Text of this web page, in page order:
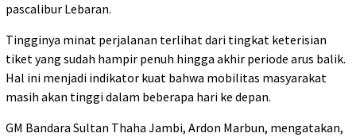
pascalibur Lebaran.
Tingginya minat perjalanan terlihat dari tingkat keterisian
tiket yang sudah hampir penuh hingga akhir periode arus balik.
Hal ini menjadi indikator kuat bahwa mobilitas masyarakat
masih akan tinggi dalam beberapa hari ke depan.
GM Bandara Sultan Thaha Jambi, Ardon Marbun, mengatakan,